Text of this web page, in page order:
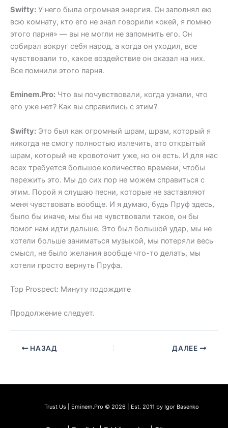
Swifty: У него была огромная энергия. Он заполнял ею
всю комнату, кто его не знал говорили «окей, я помню
этого парня» — вы не могли не запомнить его. Он
собирал вокруг себя народ, а когда он уходил, все
чувствовали то, какое воздействие он оказал на них.
Все помнили этого парня.
Eminem.Pro: Что вы почувствовали, когда узнали, что
его уже нет? Как вы справились с этим?
Swifty: Это был как огромный шрам, шрам, который я
никогда не смогу полностью излечить, это открытый
шрам, который не кровоточит уже, но он есть. И для нас
всех требуется большое количество времени, чтобы
пережить это. Мы до сих пор не можем справиться с
этим. Порой я слушаю песни, которые не заставляют
меня чувствовать вообще. И я думаю, будь Пруф здесь,
было бы иначе, мы бы не чувствовали такое, он бы
помог нам идти дальше. Это был большой удар, мы не
хотели больше заниматься музыкой, мы потеряли весь
смысл, не было желания вообще что-то делать, мы
хотели просто вернуть Пруфа.
Top Prospect: Минуту подождите
Продолжение следует.
НАЗАД ДАЛЕЕ
Trust Us | Eminem.Pro © 2026 | Est. 2011 by Igor Basenko